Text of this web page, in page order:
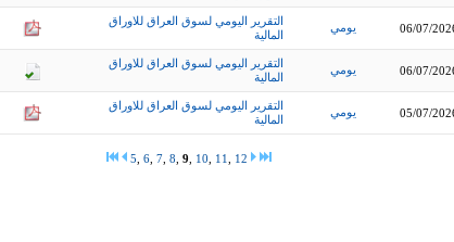
التقرير اليومي لسوق العراق للاوراق
المالية
يومي 06/07/
التقرير اليومي لسوق العراق للاوراق
المالية
يومي 06/07/
التقرير اليومي لسوق العراق للاوراق
المالية
يومي 05/07/
5 6 7 8 9 10 11 12